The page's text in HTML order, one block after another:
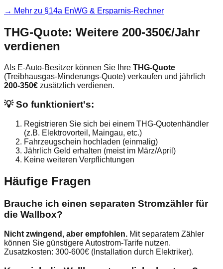
→ Mehr zu §14a EnWG & Ersparnis-Rechner
THG-Quote: Weitere 200-350€/Jahr
verdienen
Als E-Auto-Besitzer können Sie Ihre THG-Quote
(Treibhausgas-Minderungs-Quote) verkaufen und jährlich
200-350€ zusätzlich verdienen.
💡 So funktioniert's:
Registrieren Sie sich bei einem THG-Quotenhändler
(z.B. Elektrovorteil, Maingau, etc.)
Fahrzeugschein hochladen (einmalig)
Jährlich Geld erhalten (meist im März/April)
Keine weiteren Verpflichtungen
Häufige Fragen
Brauche ich einen separaten Stromzähler für
die Wallbox?
Nicht zwingend, aber empfohlen. Mit separatem Zähler
können Sie günstigere Autostrom-Tarife nutzen.
Zusatzkosten: 300-600€ (Installation durch Elektriker).